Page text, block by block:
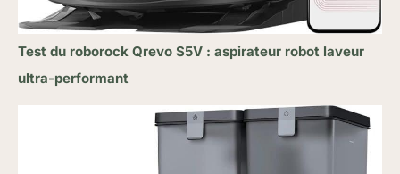
Test du roborock Qrevo S5V : aspirateur robot laveur
ultra-performant